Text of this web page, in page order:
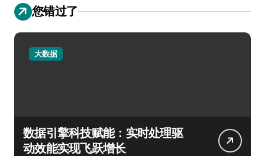
您错过了
大数据
数据引擎科技赋能：实时处理驱
动效能实现飞跃增长